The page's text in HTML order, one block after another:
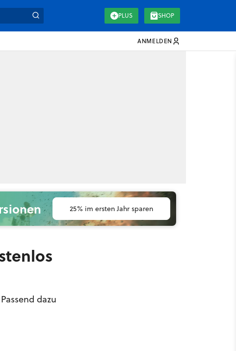
PLUS SHOP
ANMELDEN
25% im ersten Jahr sparen
dazu